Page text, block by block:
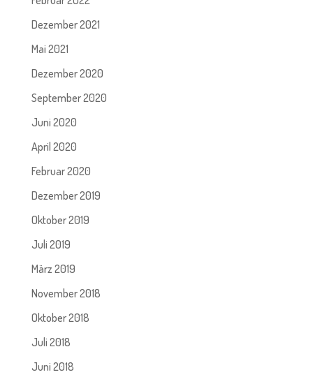
Dezember 2021
Mai 2021
Dezember 2020
September 2020
Juni 2020
April 2020
Februar 2020
Dezember 2019
Oktober 2019
Juli 2019
März 2019
November 2018
Oktober 2018
Juli 2018
Juni 2018